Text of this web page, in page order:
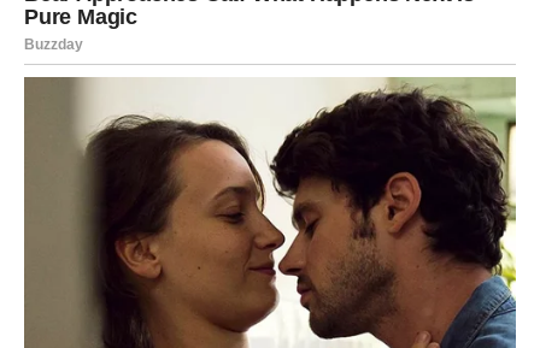
sigurnost i mnogo bolje uslove nego ranije.
Na emotivnom planu očekuju vas iskrenost i više
međusobnog poverenja.